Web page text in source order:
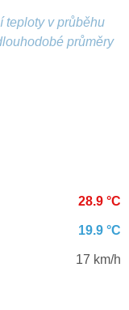
teploty v průběhu
průměry
28.9 °C
19.9 °C
17 km/h